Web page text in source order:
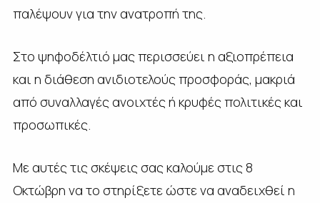
παλέψουν για την ανατροπή της.
Στο ψηφοδέλτιό μας περισσεύει η αξιοπρέπεια
και η διάθεση ανιδιοτελούς προσφοράς, μακριά
από συναλλαγές ανοιχτές ή κρυφές πολιτικές και
προσωπικές.
Με αυτές τις σκέψεις σας καλούμε στις 8
Οκτώβρη να το στηρίξετε ώστε να αναδειχθεί η